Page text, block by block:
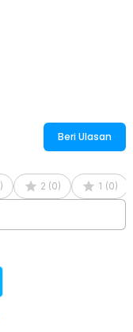
Beri Ulasan
) 2 (0) 1 (0)